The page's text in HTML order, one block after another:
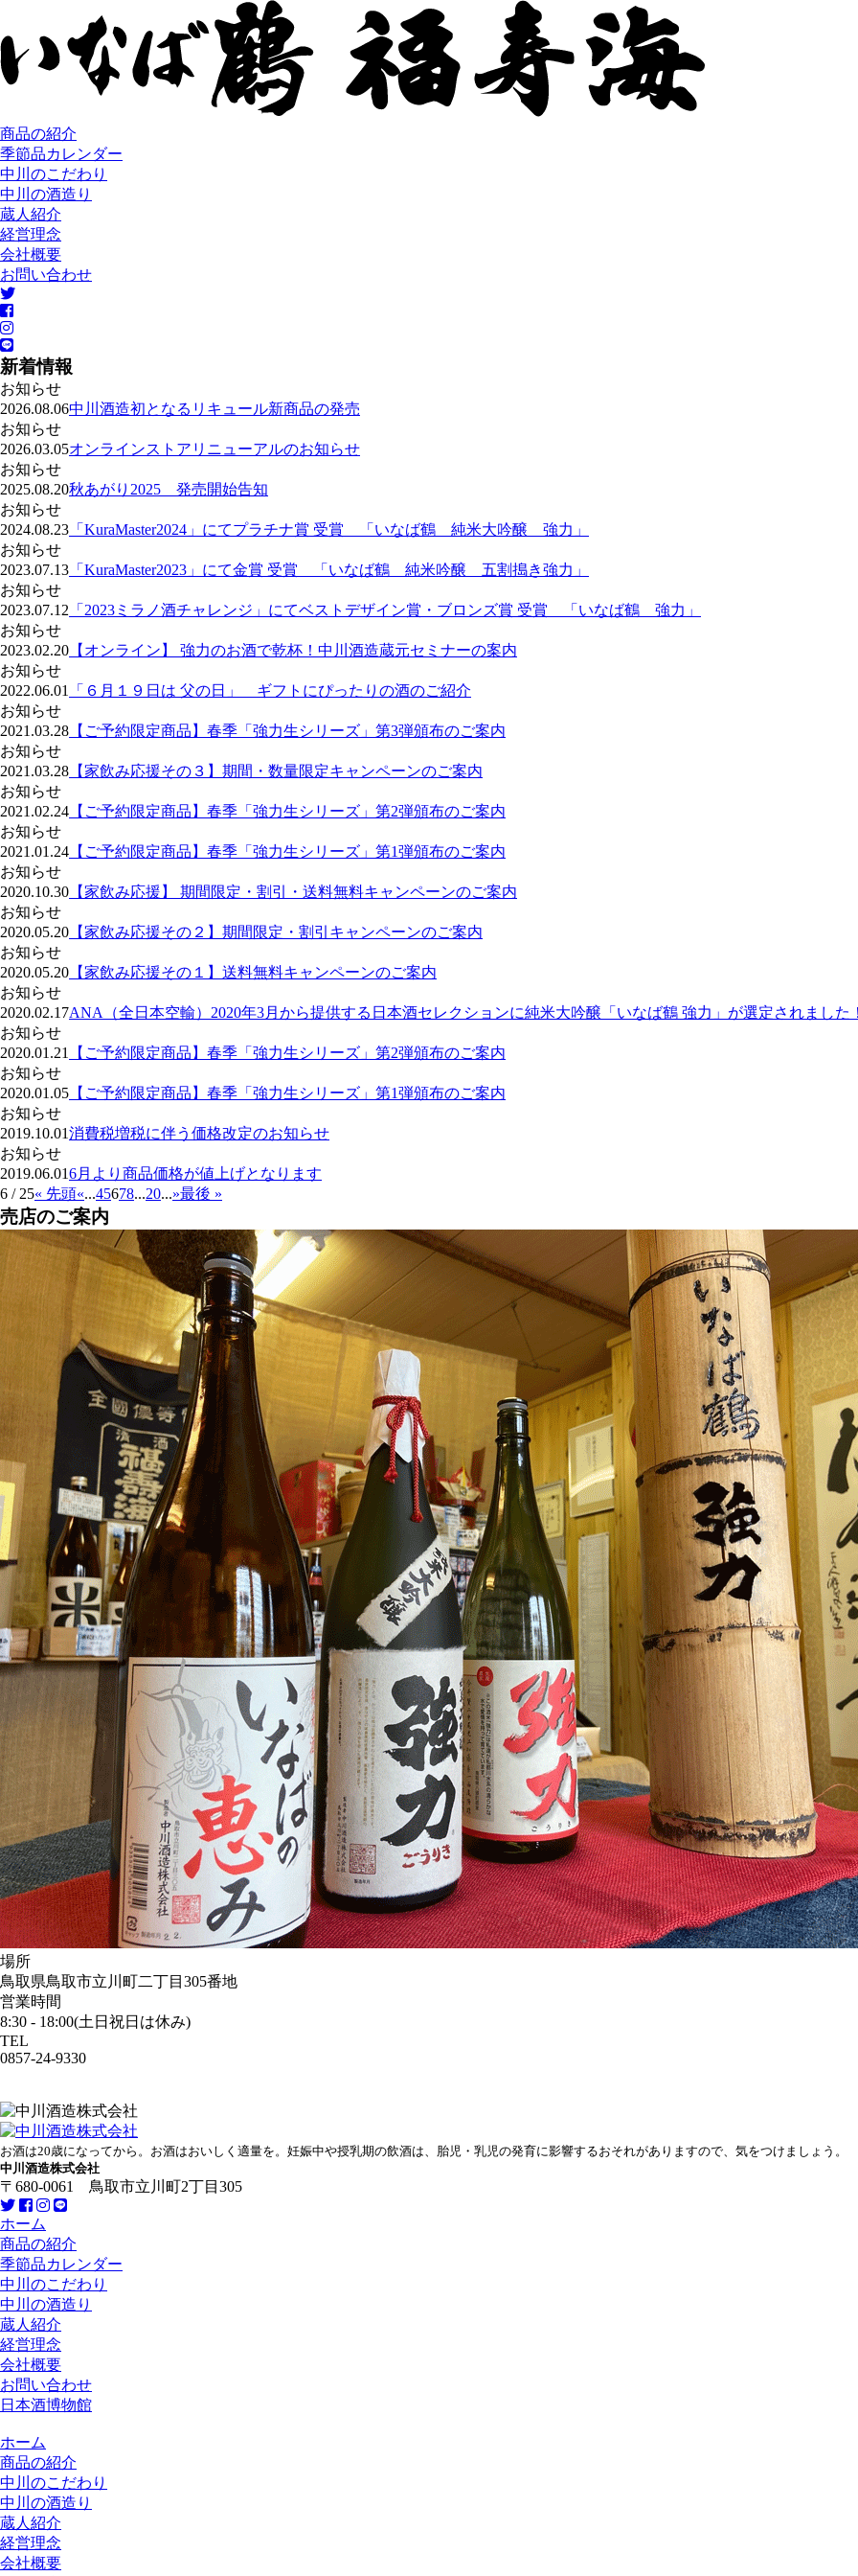
商品の紹介
季節品カレンダー
中川のこだわり
中川の酒造り
蔵人紹介
経営理念
会社概要
お問い合わせ
新着情報
お知らせ
2026.08.06中川酒造初となるリキュール新商品の発売
お知らせ
2026.03.05オンラインストアリニューアルのお知らせ
お知らせ
2025.08.20秋あがり2025 発売開始告知
お知らせ
2024.08.23 「KuraMaster2024」にてプラチナ賞 受賞 「いなば鶴 純米大吟醸 強力」
お知らせ
2023.07.13 「KuraMaster2023」にて金賞 受賞 「いなば鶴 純米吟醸 五割搗き強力」
お知らせ
2023.07.12 「2023ミラノ酒チャレンジ」にてベストデザイン賞・ブロンズ賞 受賞 「いなば鶴 強力」
お知らせ
2023.02.20 【オンライン】 強力のお酒で乾杯！中川酒造蔵元セミナーの案内
お知らせ
2022.06.01
「６月１９日は 父の日」 ギフトにぴったりの酒のご紹介
お知らせ
2021.03.28 【ご予約限定商品】春季「強力生シリーズ」第3弾頒布のご案内
お知らせ
2021.03.28 【家飲み応援その３】期間・数量限定キャンペーンのご案内
お知らせ
2021.02.24 【ご予約限定商品】春季「強力生シリーズ」第2弾頒布のご案内
お知らせ
2021.01.24 【ご予約限定商品】春季「強力生シリーズ」第1弾頒布のご案内
お知らせ
2020.10.30 【家飲み応援】 期間限定・割引・送料無料キャンペーンのご案内
お知らせ
2020.05.20 【家飲み応援その２】期間限定・割引キャンペーンのご案内
お知らせ
2020.05.20 【家飲み応援その１】送料無料キャンペーンのご案内
お知らせ
2020.02.17ANA（全日本空輸）2020年3月から提供する日本酒セレクションに純米大吟醸「いなば鶴 強力」が選定されました
お知らせ
2020.01.21
【ご予約限定商品】春季「強力生シリーズ」第2弾頒布のご案内
お知らせ
2020.01.05 【ご予約限定商品】春季「強力生シリーズ」第1弾頒布のご案内
お知らせ
2019.10.01消費税増税に伴う価格改定のお知らせ
お知らせ
2019.06.016月より商品価格が値上げとなります
6 / 25« 先頭«...45678...20...»最後 »
売店のご案内
場所
鳥取県鳥取市立川町二丁目305番地
営業時間
8:30 - 18:00(土日祝日は休み)
TEL
0857-24-9330
お酒は20歳になってから。お酒はおいしく適量を。妊娠中や授乳期の飲酒は、胎児・乳児の発育に影響するおそれがありますので、気をつけましょう。
中川酒造株式会社
〒680-0061 鳥取市立川町2丁目305
ホーム
商品の紹介
季節品カレンダー
中川のこだわり
中川の酒造り
蔵人紹介
経営理念
会社概要
お問い合わせ
日本酒博物館
ホーム
商品の紹介
中川のこだわり
中川の酒造り
蔵人紹介
経営理念
会社概要